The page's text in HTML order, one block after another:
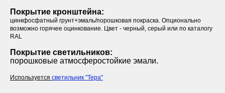
Покрытие кронштейна:
цинкфосфатный грунт+эмаль/порошковая покраска. Опционально
возможно горячее оцинкование. Цвет - черный, серый или по каталогу
RAL
Покрытие светильников:
порошковые атмосферостойкие эмали.
Используется светильник "Тера"